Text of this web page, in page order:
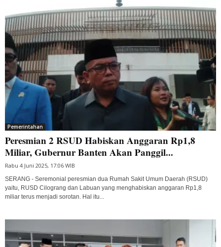
Pemerintahan
Peresmian 2 RSUD Habiskan Anggaran Rp1,8
Miliar, Gubernur Banten Akan Panggil...
Rabu 4 Juni 2025, 17:06 WIB
SERANG - Seremonial peresmian dua Rumah Sakit Umum Daerah (RSUD)
yaitu, RUSD Cilograng dan Labuan yang menghabiskan anggaran Rp1,8
miliar terus menjadi sorotan. Hal itu...